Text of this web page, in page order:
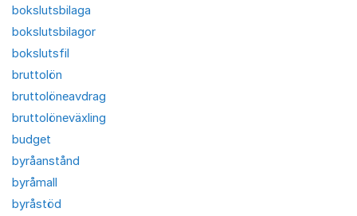
bokslutsbilaga
bokslutsbilagor
bokslutsfil
bruttolön
bruttolöneavdrag
bruttolöneväxling
budget
byråanstånd
byråmall
byråstöd